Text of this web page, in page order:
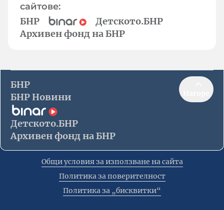
сайтове:
БНР
Детското.БНР
Архивен фонд на БНР
БНР
БНР Новини
Детското.БНР
Архивен фонд на БНР
Общи условия за използване на сайта
Политика за поверителност
Политика за „бисквитки“